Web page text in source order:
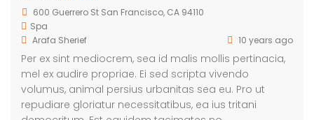
600 Guerrero St San Francisco, CA 94110
Spa
Arafa Sherief
10 years ago
Per ex sint mediocrem, sea id malis mollis pertinacia,
mel ex audire propriae. Ei sed scripta vivendo
volumus, animal persius urbanitas sea eu. Pro ut
repudiare gloriatur necessitatibus, ea ius tritani